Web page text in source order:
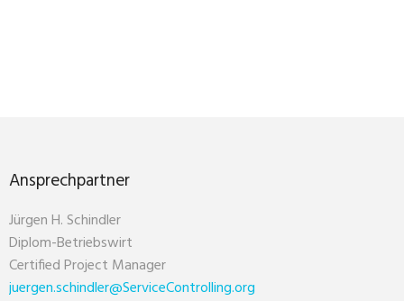
Ansprechpartner
Jürgen H. Schindler
Diplom-Betriebswirt
Certified Project Manager
juergen.schindler@ServiceControlling.org